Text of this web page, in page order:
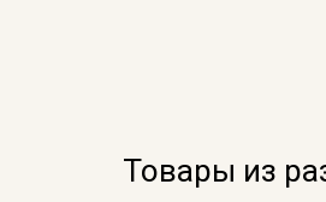
Товары из